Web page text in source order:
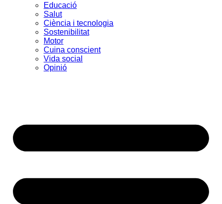
Educació
Salut
Ciència i tecnologia
Sostenibilitat
Motor
Cuina conscient
Vida social
Opinió